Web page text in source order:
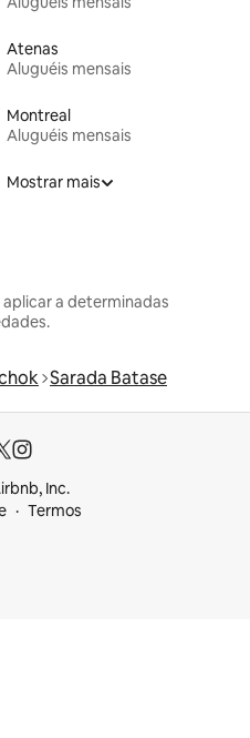
Atenas
Aluguéis mensais
Montreal
Aluguéis mensais
Mostrar mais
a determinadas
Sarada Batase
Inc.
Termos